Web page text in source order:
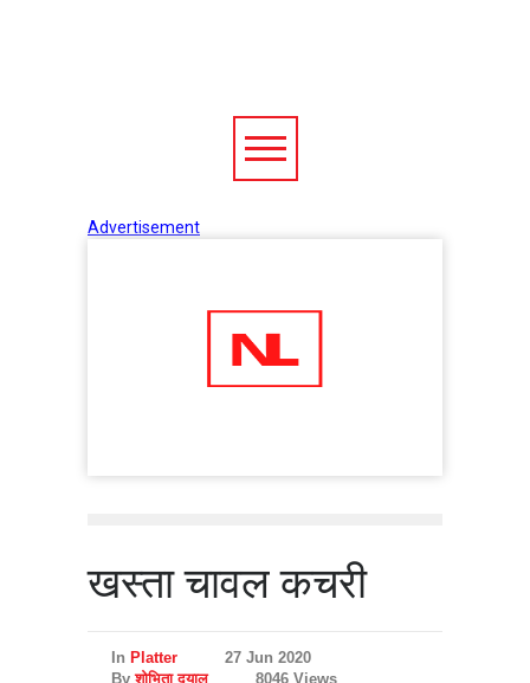
Advertisement
खस्ता चावल कचरी
In Platter
27 Jun 2020
Byशोभिता दयाल 8046 Views